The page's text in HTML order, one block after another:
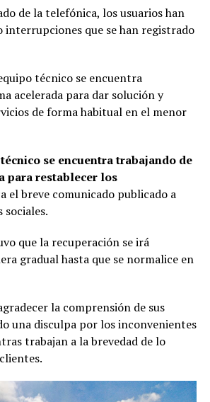
de la telefónica, los usuarios han
interrupciones que se han registrado
técnico se encuentra
acelerada para dar solución y
de forma habitual en el menor
se encuentra trabajando de
para restablecer los
el breve comunicado publicado a
sociales.
que la recuperación se irá
gradual hasta que se normalice en
la comprensión de sus
una disculpa por los inconvenientes
trabajan a la brevedad de lo